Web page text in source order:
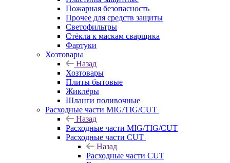
Пожарная безопасность
Прочее для средств защиты
Светофильтры
Стёкла к маскам сварщика
Фартуки
Хозтовары
Назад
Хозтовары
Плиты бытовые
Жиклёры
Шланги поливочные
Расходные части MIG/TIG/CUT
Назад
Расходные части MIG/TIG/CUT
Расходные части CUT
Назад
Расходные части CUT